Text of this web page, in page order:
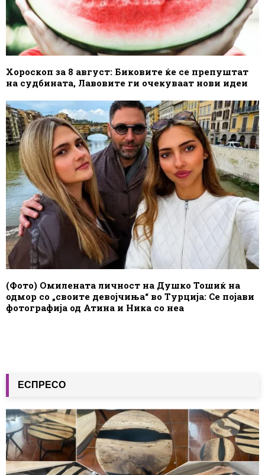
Хороскоп за 8 август: Биковите ќе се препуштат
на судбината, Лавовите ги очекуваат нови идеи
(Фото) Омилената личност на Душко Тошиќ на
одмор со „своите девојчиња“ во Турција: Се појави
фотографија од Атина и Ника со неа
ЕСПРЕСО